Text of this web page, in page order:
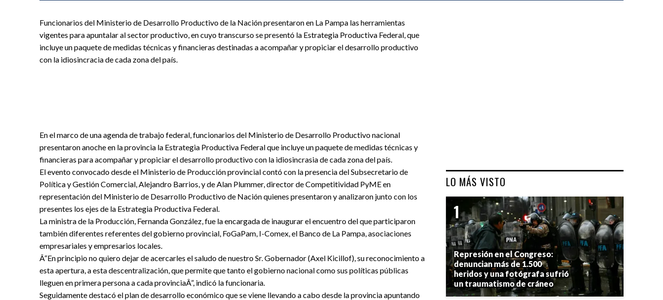
Funcionarios del Ministerio de Desarrollo Productivo de la Nación presentaron en La Pampa las herramientas
vigentes para apuntalar al sector productivo, en cuyo transcurso se presentó la Estrategia Productiva Federal, que
incluye un paquete de medidas técnicas y financieras destinadas a acompañar y propiciar el desarrollo productivo
con la idiosincracia de cada zona del país.
En el marco de una agenda de trabajo federal, funcionarios del Ministerio de Desarrollo Productivo nacional
presentaron anoche en la provincia la Estrategia Productiva Federal que incluye un paquete de medidas técnicas y
financieras para acompañar y propiciar el desarrollo productivo con la idiosincrasia de cada zona del país.
El evento convocado desde el Ministerio de Producción provincial contó con la presencia del Subsecretario de
Política y Gestión Comercial, Alejandro Barrios, y de Alan Plummer, director de Competitividad PyME en
representación del Ministerio de Desarrollo Productivo de Nación quienes presentaron y analizaron junto con los
presentes los ejes de la Estrategia Productiva Federal.
La ministra de la Producción, Fernanda González, fue la encargada de inaugurar el encuentro del que participaron
también diferentes referentes del gobierno provincial, FoGaPam, I-Comex, el Banco de La Pampa, asociaciones
empresariales y empresarios locales.
Â“En principio no quiero dejar de acercarles el saludo de nuestro Sr. Gobernador (Axel Kicillof), su reconocimiento a
esta apertura, a esta descentralización, que permite que tanto el gobierno nacional como sus políticas públicas
lleguen en primera persona a cada provinciaÂ”, indicó la funcionaria.
Seguidamente destacó el plan de desarrollo económico que se viene llevando a cabo desde la provincia apuntando
LO MÁS VISTO
Represión en el Congreso:
denuncian más de 1.500
heridos y una fotógrafa sufrió
un traumatismo de cráneo